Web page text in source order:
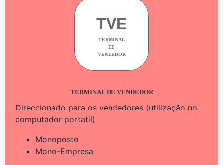
TVE
TERMINAL
DE
VENDEDOR
TERMINAL DE VENDEDOR
Direccionado para os vendedores (utilização no
computador portatil)
Monoposto
Mono-Empresa